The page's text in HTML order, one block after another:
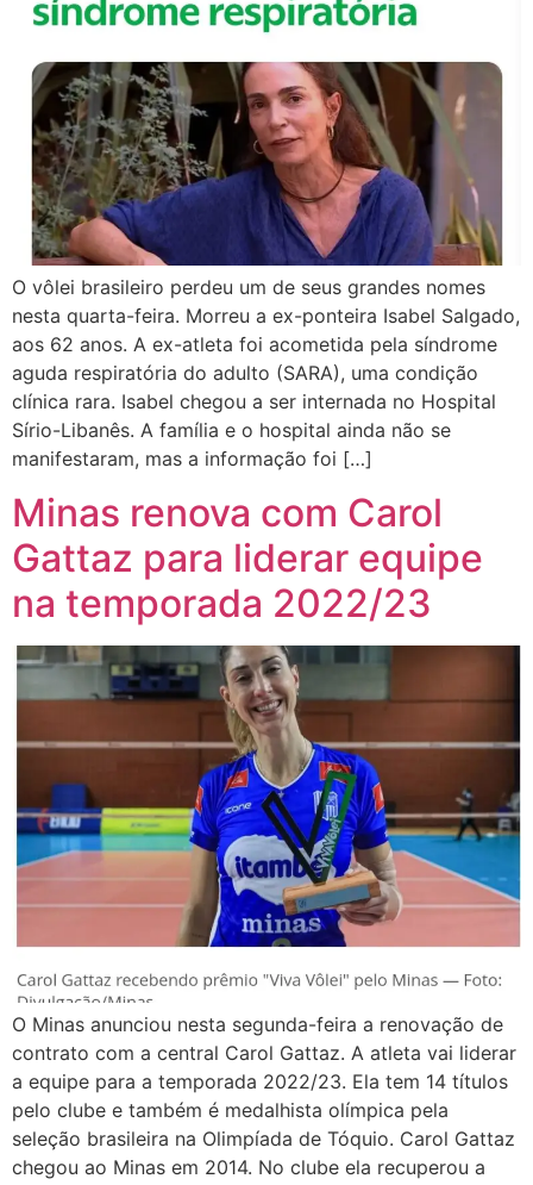
O vôlei brasileiro perdeu um de seus grandes nomes
nesta quarta-feira. Morreu a ex-ponteira Isabel Salgado,
aos 62 anos. A ex-atleta foi acometida pela síndrome
aguda respiratória do adulto (SARA), uma condição
clínica rara. Isabel chegou a ser internada no Hospital
Sírio-Libanês. A família e o hospital ainda não se
manifestaram, mas a informação foi […]
Minas renova com Carol
Gattaz para liderar equipe
na temporada 2022/23
O Minas anunciou nesta segunda-feira a renovação de
contrato com a central Carol Gattaz. A atleta vai liderar
a equipe para a temporada 2022/23. Ela tem 14 títulos
pelo clube e também é medalhista olímpica pela
seleção brasileira na Olimpíada de Tóquio. Carol Gattaz
chegou ao Minas em 2014. No clube ela recuperou a